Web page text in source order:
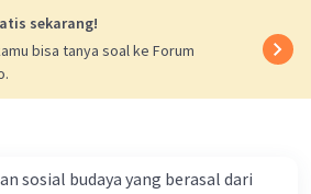
sekarang!
bisa tanya soal ke Forum
sosial budaya yang berasal dari